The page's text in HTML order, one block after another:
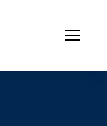
Menü